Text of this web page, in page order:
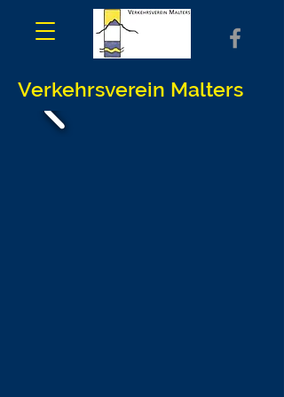
Verkehrsverein Malters